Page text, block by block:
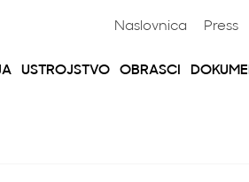
Naslovnica Press
USTROJSTVO OBRASCI